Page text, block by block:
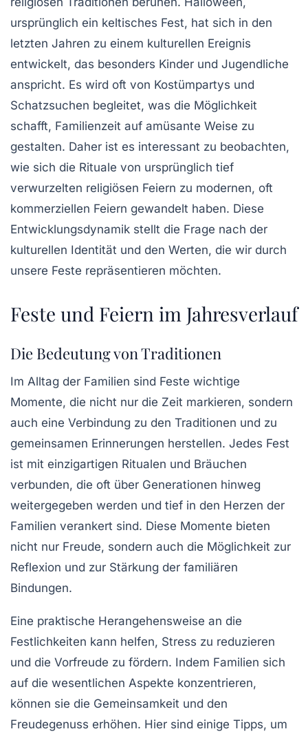
ursprünglich ein keltisches Fest, hat sich in den
letzten Jahren zu einem kulturellen Ereignis
entwickelt, das besonders Kinder und Jugendliche
anspricht. Es wird oft von Kostümpartys und
Schatzsuchen begleitet, was die Möglichkeit
schafft, Familienzeit auf amüsante Weise zu
gestalten. Daher ist es interessant zu beobachten,
wie sich die Rituale von ursprünglich tief
verwurzelten religiösen Feiern zu modernen, oft
kommerziellen Feiern gewandelt haben. Diese
Entwicklungsdynamik stellt die Frage nach der
kulturellen Identität und den Werten, die wir durch
unsere Feste repräsentieren möchten.
Feste und Feiern im Jahresverlauf
Die Bedeutung von Traditionen
Im Alltag der Familien sind Feste wichtige
Momente, die nicht nur die Zeit markieren, sondern
auch eine Verbindung zu den Traditionen und zu
gemeinsamen Erinnerungen herstellen. Jedes Fest
ist mit einzigartigen Ritualen und Bräuchen
verbunden, die oft über Generationen hinweg
weitergegeben werden und tief in den Herzen der
Familien verankert sind. Diese Momente bieten
nicht nur Freude, sondern auch die Möglichkeit zur
Reflexion und zur Stärkung der familiären
Bindungen.
Eine praktische Herangehensweise an die
Festlichkeiten kann helfen, Stress zu reduzieren
und die Vorfreude zu fördern. Indem Familien sich
auf die wesentlichen Aspekte konzentrieren,
können sie die Gemeinsamkeit und den
Freudegenuss erhöhen. Hier sind einige Tipps, um